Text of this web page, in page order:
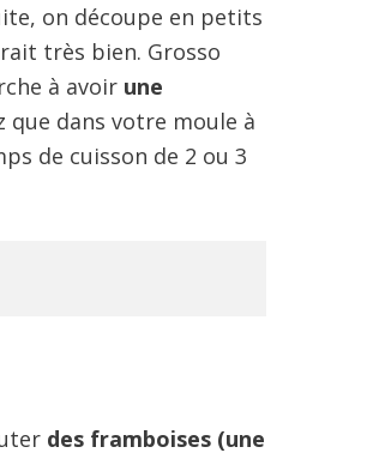
on découpe en petits
très bien. Grosso
à avoir une
que dans votre moule à
de cuisson de 2 ou 3
des framboises (une